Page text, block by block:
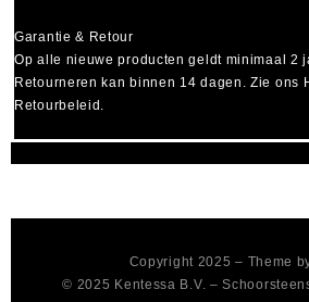
Garantie & Retour
Op alle nieuwe producten geldt minimaal2
Retourneren kan binnen 14 dagen. Zie ons
Retourbeleid.
Copyright 2025 – Theme
© 2025 Kentessa B.V. –